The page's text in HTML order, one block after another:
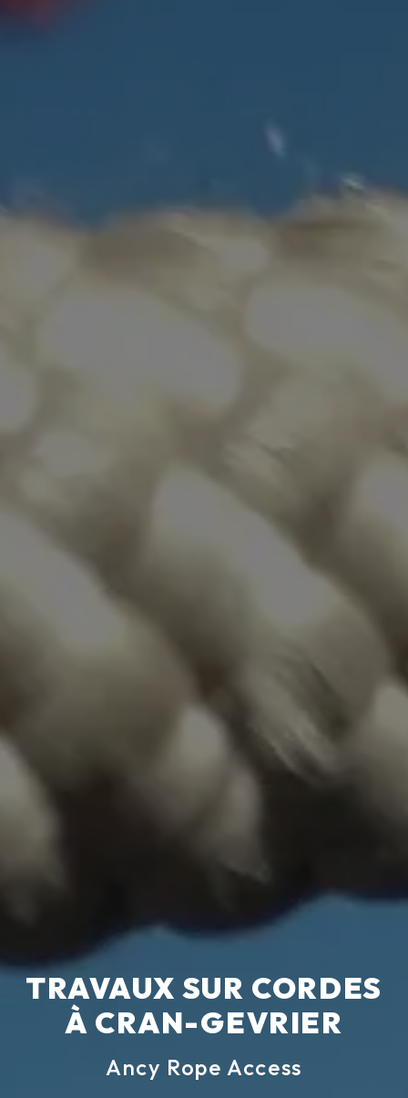
TRAVAUX SUR CORDES
À CRAN-GEVRIER
Ancy Rope Access